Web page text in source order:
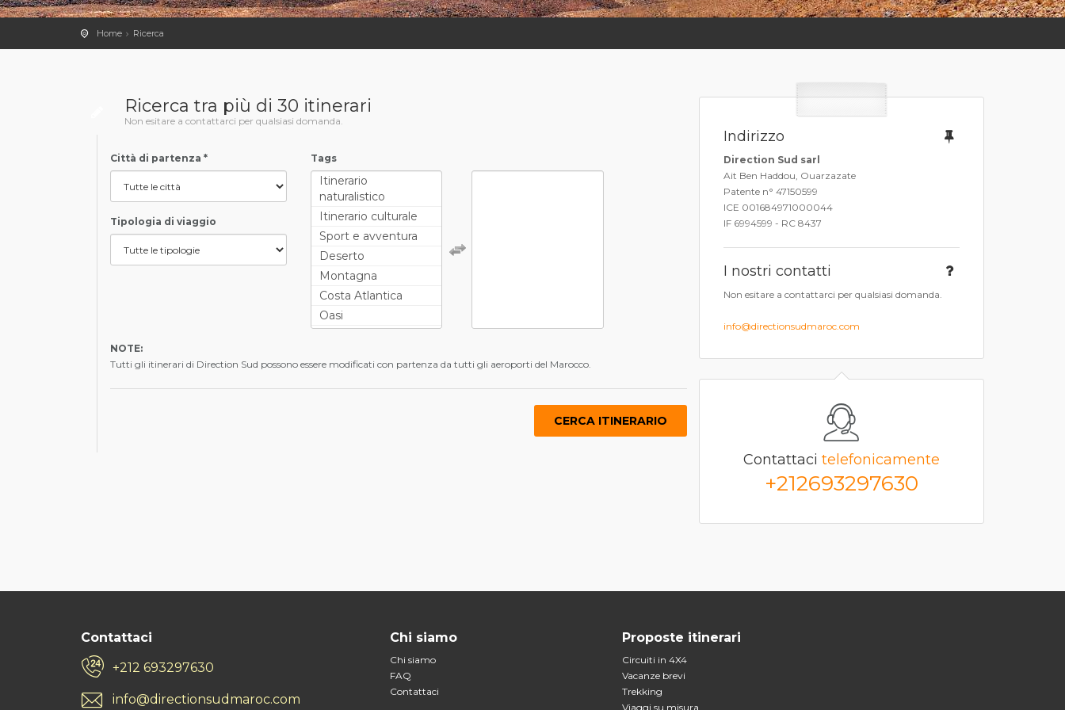
Home Ricerca
Ricerca tra più di 30 itinerari
Non esitare a contattarci per qualsiasi domanda.
Città di partenza *
Tipologia di viaggio
Tags
Itinerario
naturalistico
Itinerario culturale
Sport e avventura
Deserto
Montagna
Costa Atlantica
Oasi
rupestri
Sport d'acqua
Gastronomia e
NOTE:
Tutti gli itinerari di Direction Sud possono essere modificati con partenza da tutti gli aeroporti del Marocco.
Indirizzo
Direction Sud sarl
Ait Ben Haddou, Ouarzazate
Patente n° 47150599
ICE 001684971000044
IF 6994599 - RC 8437
I nostri contatti
Non esitare a contattarci per qualsiasi domanda.
info@directionsudmaroc.com
Contattaci telefonicamente
+212693297630
Contattaci
+212 693297630
info@directionsudmaroc.com
Chi siamo
Chi siamo
FAQ
Contattaci
Proposte itinerari
Circuiti in 4X4
Vacanze brevi
Trekking
Viaggi su misura